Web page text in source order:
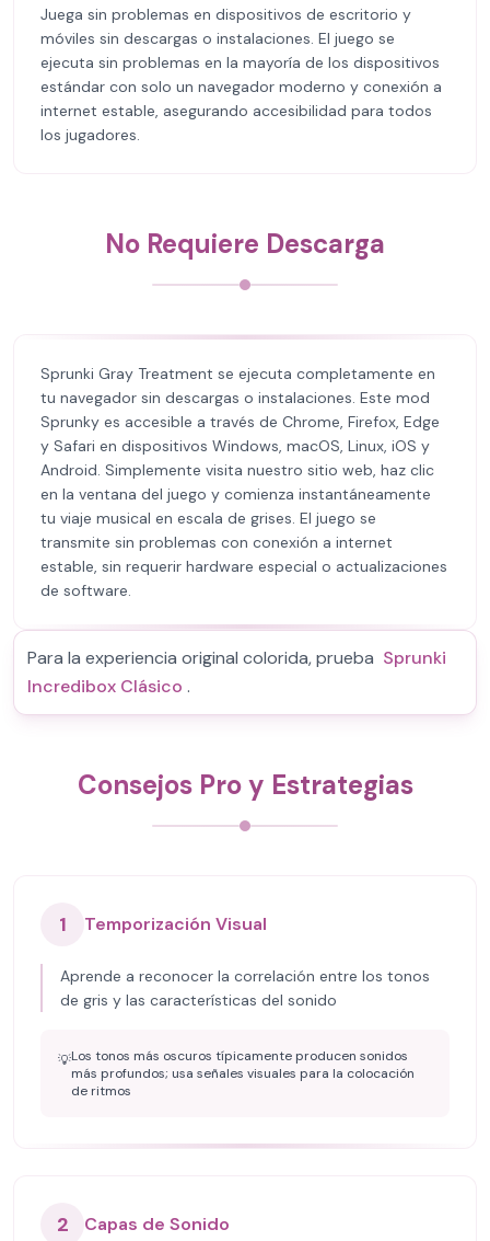
Juega sin problemas en dispositivos de escritorio y
móviles sin descargas o instalaciones. El juego se
ejecuta sin problemas en la mayoría de los dispositivos
estándar con solo un navegador moderno y conexión a
internet estable, asegurando accesibilidad para todos
los jugadores.
No Requiere Descarga
Sprunki Gray Treatment se ejecuta completamente en
tu navegador sin descargas o instalaciones. Este mod
Sprunky es accesible a través de Chrome, Firefox, Edge
y Safari en dispositivos Windows, macOS, Linux, iOS y
Android. Simplemente visita nuestro sitio web, haz clic
en la ventana del juego y comienza instantáneamente
tu viaje musical en escala de grises. El juego se
transmite sin problemas con conexión a internet
estable, sin requerir hardware especial o actualizaciones
de software.
Para la experiencia original colorida, prueba Sprunki
Incredibox Clásico .
Consejos Pro y Estrategias
1 Temporización Visual
Aprende a reconocer la correlación entre los tonos
de gris y las características del sonido
💡Los tonos más oscuros típicamente producen sonidos
más profundos; usa señales visuales para la colocación
de ritmos
2 Capas de Sonido